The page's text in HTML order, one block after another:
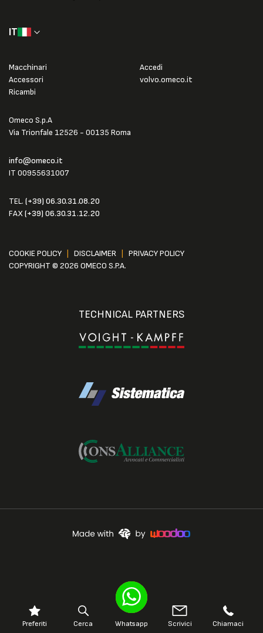
IT
Omeco S.p.A
Via Trionfale 12526 - 00135 Roma
info@omeco.it
IT 00955631007
TEL. (+39) 06.30.31.08.20
FAX(+39) 06.30.31.12.20
Macchinari
Accessori
Ricambi
Accedi
volvo.omeco.it
COOKIE POLICY DISCLAIMER
PRIVACY POLICY
COPYRIGHT © 2026 OMECO S.P.A.
TECHNICAL PARTNERS
Preferiti Cerca Whatsapp Scrivici Chiamaci